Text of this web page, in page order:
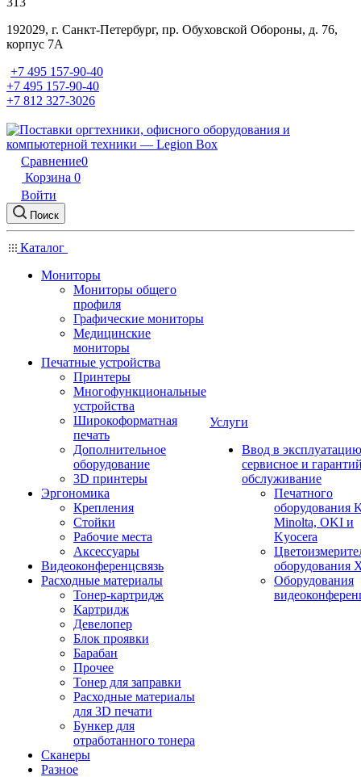
192029, г. Санкт-Петербург, пр. Обуховской Обороны, д. 76,
корпус 7А
+7 495 157-90-40
+7 495 157-90-40
+7 812 327-3026
Сравнение0
Корзина 0
Войти
Поиск
Каталог
Мониторы
Мониторы общего
профиля
Графические мониторы
Медицинские
мониторы
Печатные устройства
Принтеры
Многофункциональные
устройства
Широкоформатная
печать
Дополнительное
оборудование
3D принтеры
Эргономика
Крепления
Стойки
Рабочие места
Аксессуары
Видеоконференцсвязь
Расходные материалы
Тонер-картридж
Картридж
Девелопер
Блок проявки
Барабан
Прочее
Тонер для заправки
Расходные материалы
для 3D печати
Бункер для
отработанного тонера
Сканеры
Разное
Услуги
Ввод в
сервисное и
обслуживание
Печатного
оборудования
Minolta, OKI и
Kyocera
оборудования
Оборудования